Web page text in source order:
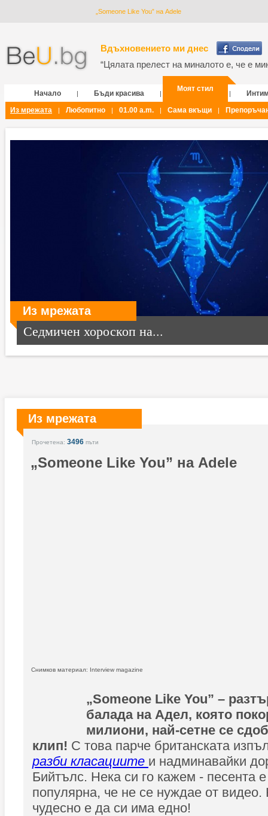
„Someone Like You” на Adele
Вдъхновението ми днес
“Цялата прелест на миналото е, че е
Начало | Бъди красива |
Моят стил
|
Из мрежата
| Любопитно | 01.00 a.m. | Сама вкъщи |
Из мрежата
Седмичен хороскоп на...
Из мрежата
Прочетена: 3496 пъти
„Someone Like You” на Adele
Снимков материал: Interview magazine
„Someone Like You” –
балада на Адел, която
милиони, най-сетне се
клип! С това парче британската
разби класациите и надминавайки
Бийтълс. Нека си го кажем - песента
популярна, че не се нуждае от видео.
чудесно е да си има едно!